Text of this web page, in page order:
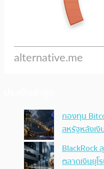
กองทุน
สหรัฐหลังเ
BlackRock
ตลาดเงินยุ